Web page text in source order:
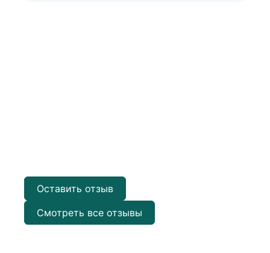
Оставить отзыв
Смотреть все отзывы